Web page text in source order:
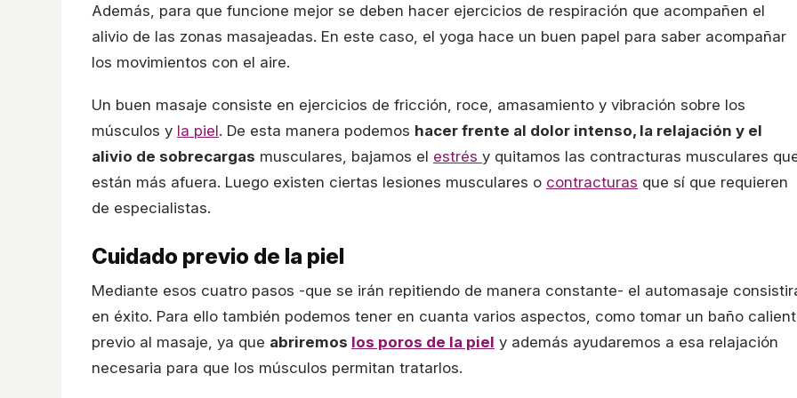
Además, para que funcione mejor se deben hacer ejercicios de respiración que acompañen el
alivio de las zonas masajeadas. En este caso, el yoga hace un buen papel para saber acompañar
los movimientos con el aire.
Un buen masaje consiste en ejercicios de fricción, roce, amasamiento y vibración sobre los
músculos y la piel. De esta manera podemos hacer frente al dolor intenso, la relajación y el
alivio de sobrecargas musculares, bajamos el estrés y quitamos las contracturas musculares
están más afuera. Luego existen ciertas lesiones musculares o contracturas que sí que requieren
de especialistas.
Cuidado previo de la piel
Mediante esos cuatro pasos -que se irán repitiendo de manera constante- el automasaje
en éxito. Para ello también podemos tener en cuanta varios aspectos, como tomar un baño
previo al masaje, ya que abriremos los poros de la piel y además ayudaremos a esa relajación
necesaria para que los músculos permitan tratarlos.